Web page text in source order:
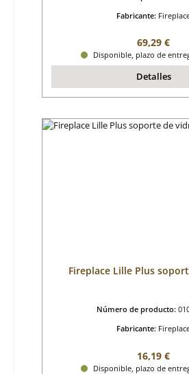
Fabricante:
Precio
69,29 €
Disponible, plazo de
Detalles
Fireplace Lille Plus
Número de producto:
Fabricante:
Precio
16,19 €
Disponible, plazo de